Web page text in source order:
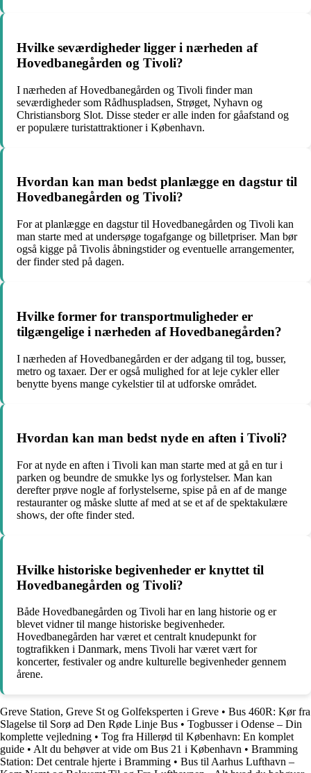
Hvilke seværdigheder ligger i nærheden af
Hovedbanegården og Tivoli?
I nærheden af Hovedbanegården og Tivoli finder man
seværdigheder som Rådhuspladsen, Strøget, Nyhavn og
Christiansborg Slot. Disse steder er alle inden for gåafstand og
er populære turistattraktioner i København.
Hvordan kan man bedst planlægge en dagstur til
Hovedbanegården og Tivoli?
For at planlægge en dagstur til Hovedbanegården og Tivoli kan
man starte med at undersøge togafgange og billetpriser. Man bør
også kigge på Tivolis åbningstider og eventuelle arrangementer,
der finder sted på dagen.
Hvilke former for transportmuligheder er
tilgængelige i nærheden af Hovedbanegården?
I nærheden af Hovedbanegården er der adgang til tog, busser,
metro og taxaer. Der er også mulighed for at leje cykler eller
benytte byens mange cykelstier til at udforske området.
Hvordan kan man bedst nyde en aften i Tivoli?
For at nyde en aften i Tivoli kan man starte med at gå en tur i
parken og beundre de smukke lys og forlystelser. Man kan
derefter prøve nogle af forlystelserne, spise på en af de mange
restauranter og måske slutte af med at se et af de spektakulære
shows, der ofte finder sted.
Hvilke historiske begivenheder er knyttet til
Hovedbanegården og Tivoli?
Både Hovedbanegården og Tivoli har en lang historie og er
blevet vidner til mange historiske begivenheder.
Hovedbanegården har været et centralt knudepunkt for
togtrafikken i Danmark, mens Tivoli har været vært for
koncerter, festivaler og andre kulturelle begivenheder gennem
årene.
Greve Station, Greve St og Golfeksperten i Greve • Bus 460R: Kør fra
Slagelse til Sorø ad Den Røde Linje Bus • Togbusser i Odense – Din
komplette vejledning • Tog fra Hillerød til København: En komplet
guide • Alt du behøver at vide om Bus 21 i København • Bramming
Station: Det centrale hjerte i Bramming • Bus til Aarhus Lufthavn –